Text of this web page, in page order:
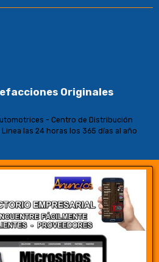
Originales
- Centro de Distribución
Linea las 24 horas los 365 días al año